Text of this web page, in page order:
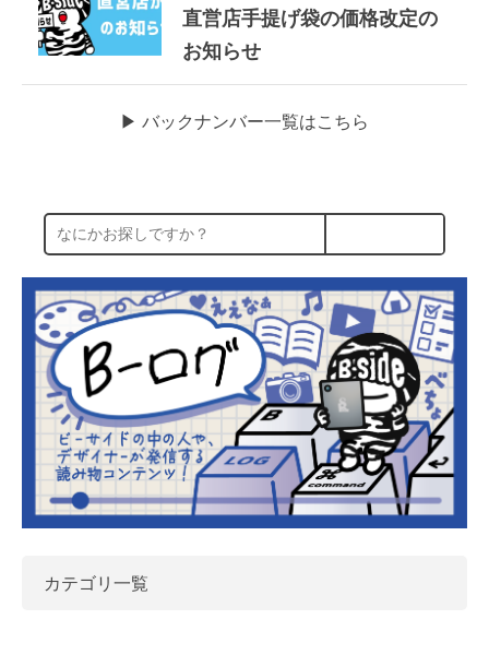
直営店手提げ袋の価格改定の
お知らせ
▶︎ バックナンバー一覧はこちら
カテゴリ一覧